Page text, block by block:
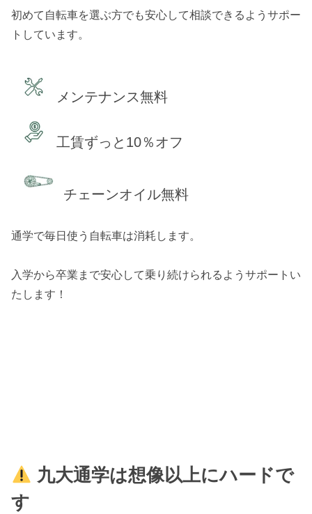
初めて自転車を選ぶ方でも安心して相談できるようサポー
トしています。
メンテナンス無料
工賃ずっと10％オフ
チェーンオイル無料
通学で毎日使う自転車は消耗します。
入学から卒業まで安心して乗り続けられるようサポートい
たします！
九大通学は想像以上にハードで
す